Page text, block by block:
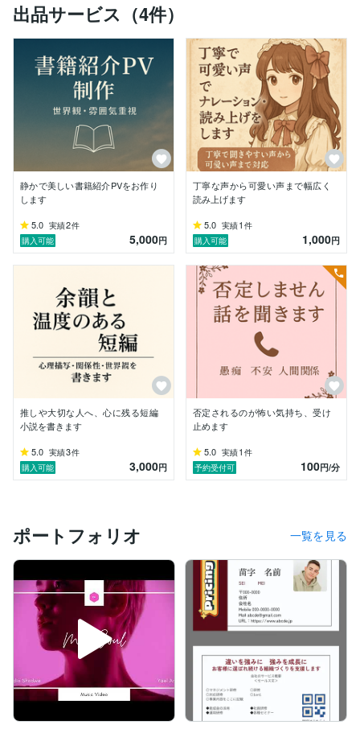
▼可能な業務 / スキル
動画制作・編集
シナリオ制作 / 世界観構築
夢小説ライティング
カウンセリング（話し相手・相談対応）
▼活動 / 連絡について
納期厳守・修正は迅速対応
丁寧なやり取りを心がけています
本職との兼ね合いにより“即時対応”は難しい場合があり
動画素材をご用意いただける場合は短納期対応も可能で
す
▼好きなこと
動画素材探し
イチゴスイーツ巡り
新しい分野への挑戦と学び
気になってくださった方は
どうぞお気軽にメッセージをお送りください。
ご縁がありましたら嬉しいです！
出品サービス（4件）
静かで美しい書籍紹介PVをお作り
します
5.0 実績2件
購入可能
5,000円
丁寧な声から可愛い声まで幅広く
読み上げます
5.0 実績1 件
購入可能
1,000円
推しや大切な人へ、心に残る短編
小説を書きます
5.0 実績3件
購入可能
3,000円
否定されるのが怖い気持ち、受け
止めます
5.0 実績1 件
予約受付可
100円/分
ポートフォリオ 一覧を見る